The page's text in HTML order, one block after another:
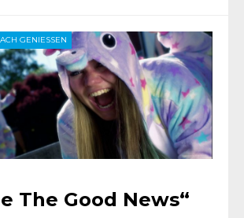
GENIESSEN
The Good News“